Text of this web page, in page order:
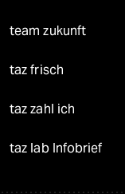
team zukunft
taz frisch
taz zahl ich
taz lab Infobrief